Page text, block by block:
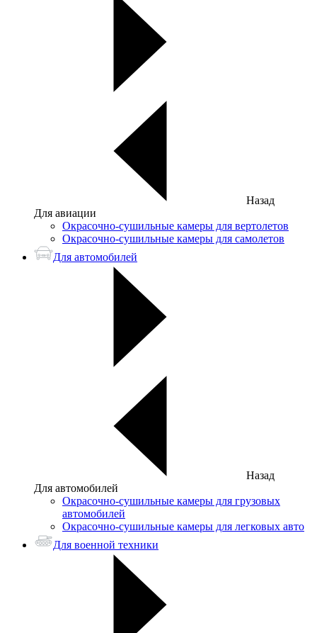
Назад
Для авиации
Окрасочно-сушильные камеры для вертолетов
Окрасочно-сушильные камеры для самолетов
Для автомобилей
Назад
Для автомобилей
Окрасочно-сушильные камеры для грузовых
автомобилей
Окрасочно-сушильные камеры для легковых авто
Для военной техники